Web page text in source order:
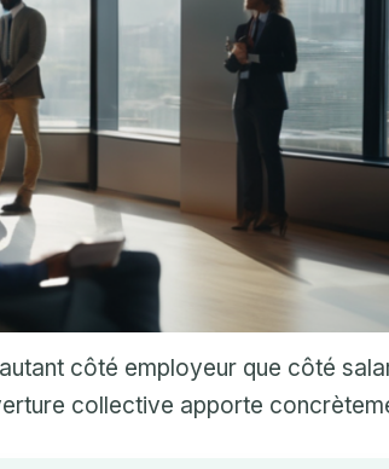
côté employeur que côté
collective apporte